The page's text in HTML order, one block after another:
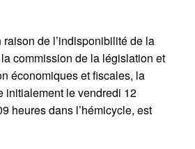
de l’indisponibilité de la
commission de la législation et
économiques et fiscales, la
initialement le vendredi 12
heures dans l’hémicycle, est